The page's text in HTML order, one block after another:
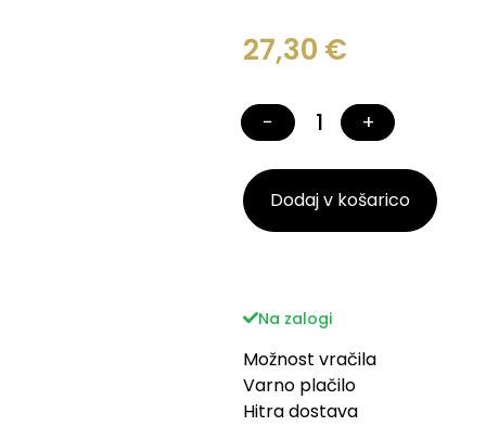
27,30 €
− +
Dodaj v košarico
Na zalogi
Možnost vračila
Varno plačilo
Hitra dostava